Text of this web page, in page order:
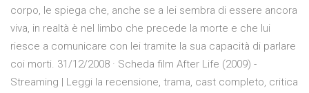
corpo, le spiega che, anche se a lei sembra di essere ancora
viva, in realtà è nel limbo che precede la morte e che lui
riesce a comunicare con lei tramite la sua capacità di parlare
coi morti. 31/12/2008 · Scheda film After Life (2009) -
Streaming | Leggi la recensione, trama, cast completo, critica